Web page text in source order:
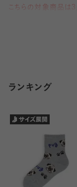
こちらの対象商品は
1点、2点ではご購入
・ハレの日にぴったり!
・バックのリボン柄が
立体感の出る「フロ
ガーリースタイルに
無地ライクでキレイ
のハレの日にもってこ
ランキング